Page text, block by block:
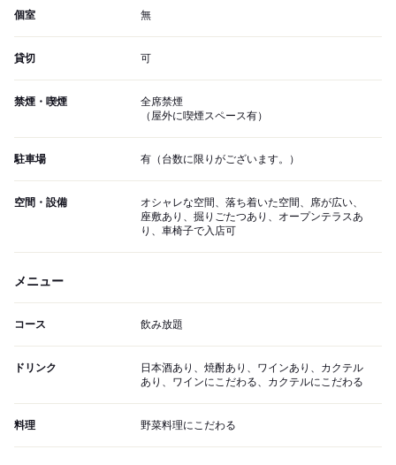
個室 無
貸切 可
禁煙・喫煙
全席禁煙
（屋外に喫煙スペース有）
駐車場 有（台数に限りがございます。）
空間・設備
オシャレな空間、落ち着いた空間、席が広い、
座敷あり、掘りごたつあり、オープンテラスあ
り、車椅子で入店可
メニュー
コース 飲み放題
ドリンク
日本酒あり、焼酎あり、ワインあり、カクテル
あり、ワインにこだわる、カクテルにこだわる
料理 野菜料理にこだわる